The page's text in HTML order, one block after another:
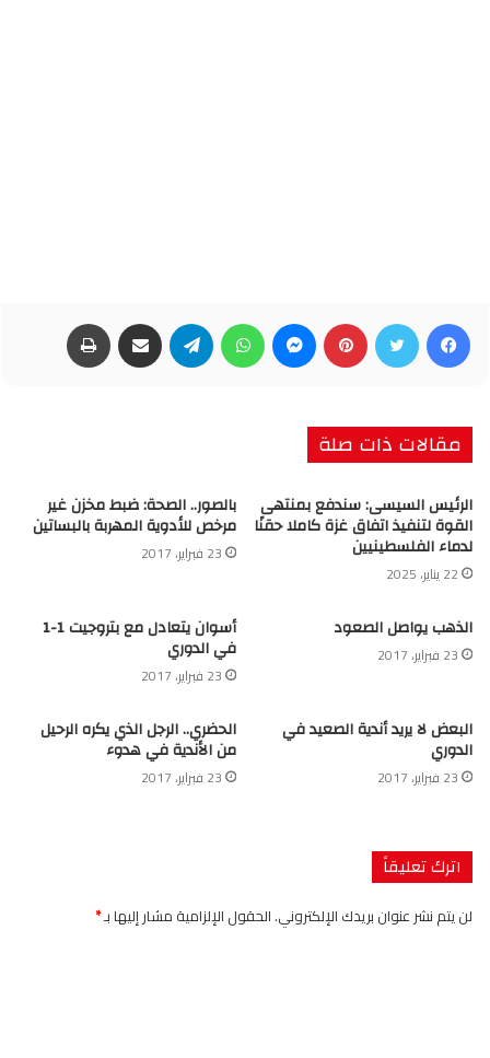
فيسبوك تويتر بينتيريست ماسنجر واتساب تيلقرام مشاركة عبر البريد
مقالات ذات صلة
الرئيس السيسى: سندفع بمنتهى
القوة لتنفيذ اتفاق غزة كاملا حقنًا
لدماء الفلسطينيين
22 يناير، 2025
بالصور.. الصحة: ضبط مخزن غير
مرخص للأدوية المهربة بالبساتين
23 فبراير، 2017
الذهب يواصل الصعود
23 فبراير، 2017
أسوان يتعادل مع بتروجيت 1-1
في الدوري
23 فبراير، 2017
البعض لا يريد أندية الصعيد في
الدوري
23 فبراير، 2017
الحضري.. الرجل الذي يكره الرحيل
من الأندية في هدوء
23 فبراير، 2017
اترك تعليقاً
لن يتم نشر عنوان بريدك الإلكتروني.الحقول الإلزامية مشار إليها بـ*